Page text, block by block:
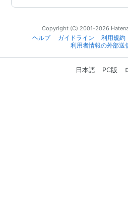
Copyright (C) 2001-2026
ヘルプ
ガイドライン 利用規約
利用者情報の外部送
日本語 PC版